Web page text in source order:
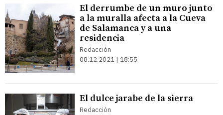
El derrumbe de un muro junto
a la muralla afecta a la Cueva
de Salamanca y a una
residencia
Redacción
08.12.2021 | 18:55
El dulce jarabe de la sierra
Redacción